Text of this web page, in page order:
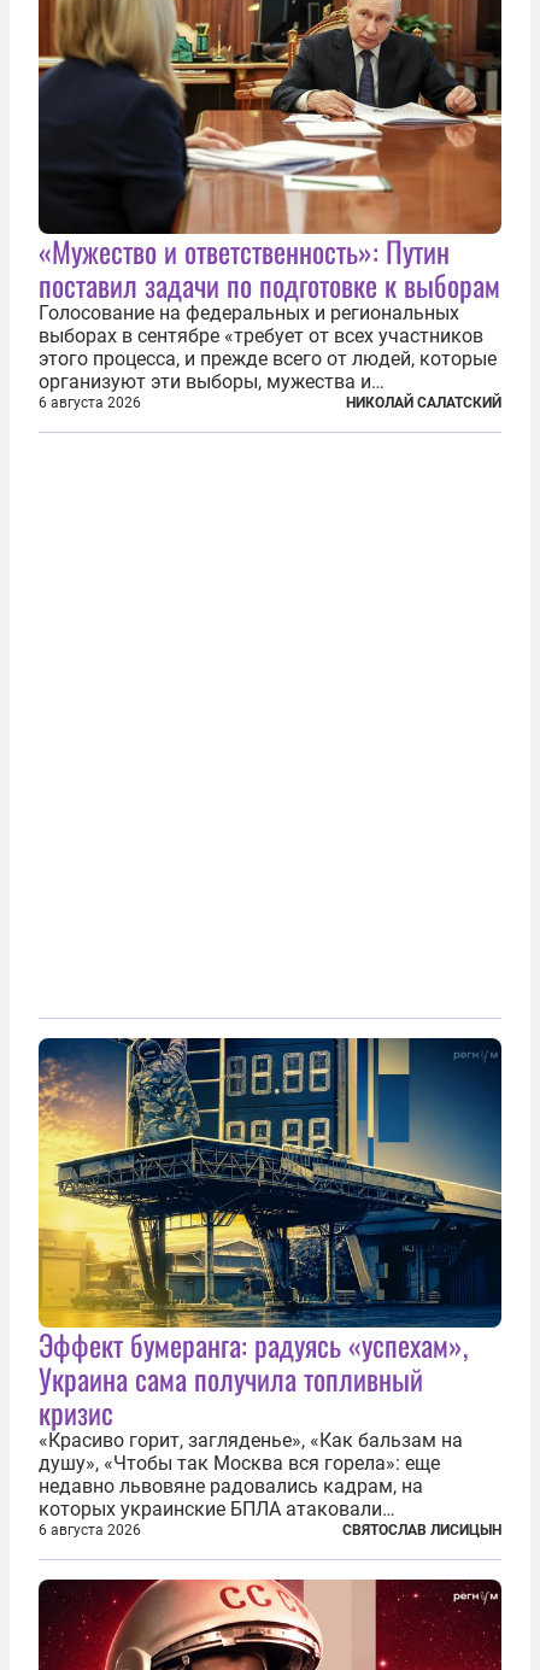
«Мужество и ответственность»: Путин
поставил задачи по подготовке к выборам
Голосование на федеральных и региональных
выборах в сентябре «требует от всех участников
этого процесса, и прежде всего от людей, которые
организуют эти выборы, мужества и
ответственного отношения к формированию
власти», — подчеркнул президент Владимир Путин
6 августа 2026 НИКОЛАЙ САЛАТСКИЙ
Эффект бумеранга: радуясь «успехам»,
Украина сама получила топливный
кризис
«Красиво горит, загляденье», «Как бальзам на
душу», «Чтобы так Москва вся горела»: еще
недавно львовяне радовались кадрам, на
которых украинские БПЛА атаковали
нефтеперерабатывающие предприятия России. В
скором времени оказалось, что в «эту игру можно
играть вдвоем» — российские дроны только за...
6 августа 2026 СВЯТОСЛАВ ЛИСИЦЫН